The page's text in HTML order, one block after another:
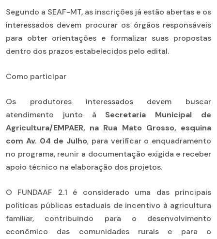
Segundo a SEAF-MT, as inscrições já estão abertas e os
interessados devem procurar os órgãos responsáveis
para obter orientações e formalizar suas propostas
dentro dos prazos estabelecidos pelo edital.
Como participar
Os produtores interessados devem buscar
atendimento junto à Secretaria Municipal de
Agricultura/EMPAER, na Rua Mato Grosso, esquina
com Av. 04 de Julho, para verificar o enquadramento
no programa, reunir a documentação exigida e receber
apoio técnico na elaboração dos projetos.
O FUNDAAF 2.1 é considerado uma das principais
políticas públicas estaduais de incentivo à agricultura
familiar, contribuindo para o desenvolvimento
econômico das comunidades rurais e para o